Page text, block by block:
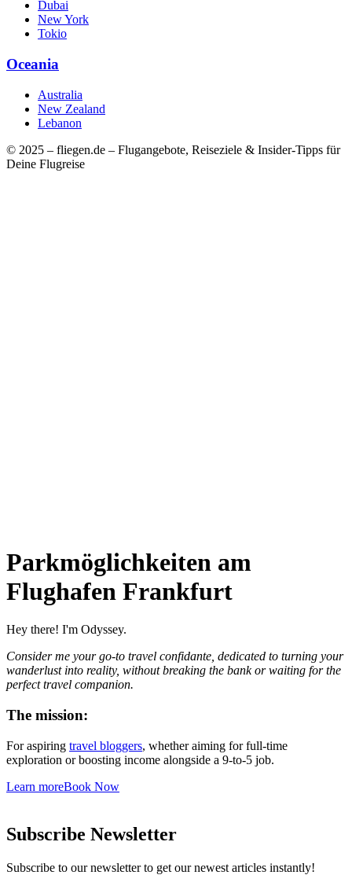
Dubai
New York
Tokio
Oceania
Australia
New Zealand
Lebanon
© 2025 – fliegen.de – Flugangebote, Reiseziele & Insider-Tipps für
Deine Flugreise
Parkmöglichkeiten am
Flughafen Frankfurt
Hey there! I'm Odyssey.
Consider me your go-to travel confidante, dedicated to turning your
wanderlust into reality, without breaking the bank or waiting for the
perfect travel companion.
The mission:
For aspiring travel bloggers, whether aiming for full-time
exploration or boosting income alongside a 9-to-5 job.
Learn moreBook Now
Subscribe Newsletter
Subscribe to our newsletter to get our newest articles instantly!